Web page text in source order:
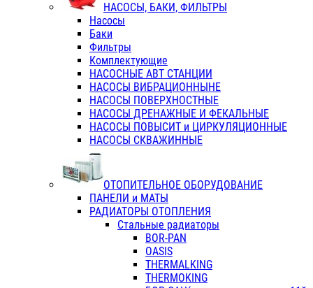
НАСОСЫ, БАКИ, ФИЛЬТРЫ
Насосы
Баки
Фильтры
Комплектующие
НАСОСНЫЕ АВТ СТАНЦИИ
НАСОСЫ ВИБРАЦИОННЫНЕ
НАСОСЫ ПОВЕРХНОСТНЫЕ
НАСОСЫ ДРЕНАЖНЫЕ И ФЕКАЛЬНЫЕ
НАСОСЫ ПОВЫСИТ и ЦИРКУЛЯЦИОННЫЕ
НАСОСЫ СКВАЖИННЫЕ
ОТОПИТЕЛЬНОЕ ОБОРУДОВАНИЕ
ПАНЕЛИ и МАТЫ
РАДИАТОРЫ ОТОПЛЕНИЯ
Стальные радиаторы
BOR-PAN
OASIS
THERMALKING
THERMOKING